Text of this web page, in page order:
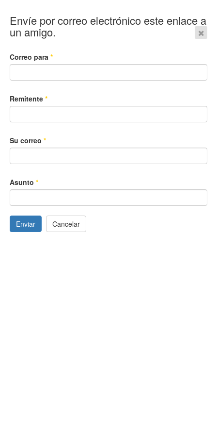
Envíe por correo electrónico este enlace a
un amigo.
Correo para *
Remitente *
Su correo *
Asunto *
Enviar Cancelar